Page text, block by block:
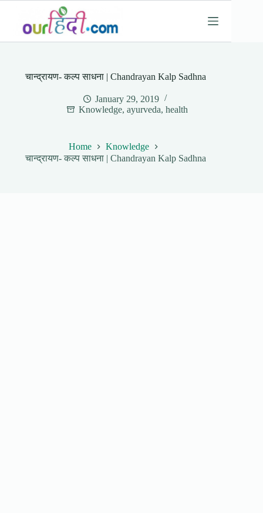
content
चान्द्रायण- कल्प साधना | Chandrayan Kalp Sadhna
January 29, 2019
Knowledge,ayurveda,health
Home
Knowledge
चान्द्रायण- कल्प साधना | Chandrayan Kalp Sadhna